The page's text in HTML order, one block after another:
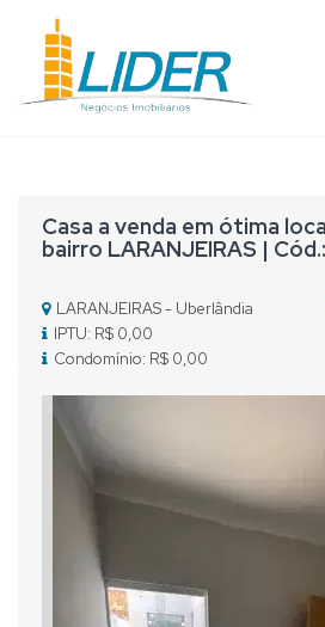
Casa a venda em ótima
bairro LARANJEIRAS |
LARANJEIRAS - Uberlândia
IPTU: R$ 0,00
Condomínio: R$ 0,00